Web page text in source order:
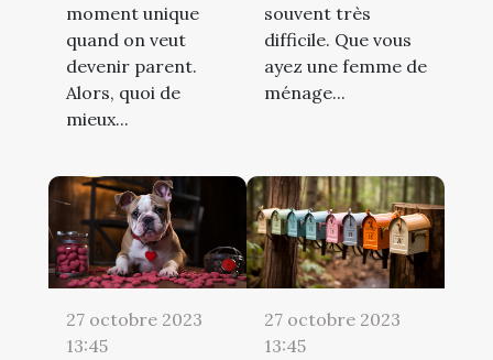
moment unique
quand on veut
devenir parent.
Alors, quoi de
mieux...
souvent très
difficile. Que vous
ayez une femme de
ménage...
27 octobre 2023
13:45
27 octobre 2023
13:45